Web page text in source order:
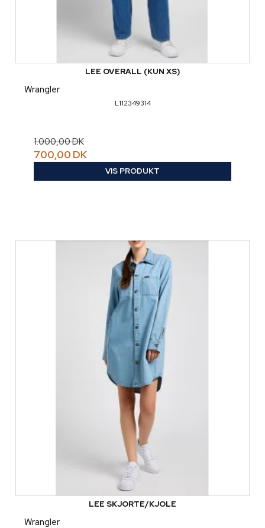
LEE OVERALL (KUN XS)
Wrangler
L112349314
1.000,00 DK
700,00 DK
VIS PRODUKT
LEE SKJORTE/KJOLE
Wrangler